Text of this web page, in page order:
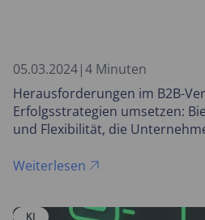
05.03.2024|4 Minuten
Herausforderungen im B2B-
Erfolgsstrategien umsetzen:
und Flexibilität, die
Weiterlesen
KI